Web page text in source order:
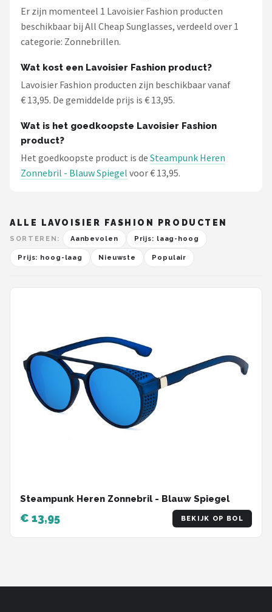
Er zijn momenteel 1 Lavoisier Fashion producten
beschikbaar bij All Cheap Sunglasses, verdeeld over 1
categorie: Zonnebrillen.
Wat kost een Lavoisier Fashion product?
Lavoisier Fashion producten zijn beschikbaar vanaf
€ 13,95. De gemiddelde prijs is € 13,95.
Wat is het goedkoopste Lavoisier Fashion
product?
Het goedkoopste product is de Steampunk Heren
Zonnebril - Blauw Spiegel voor € 13,95.
ALLE LAVOISIER FASHION PRODUCTEN
SORTEREN: Aanbevolen Prijs: laag-hoog
Prijs: hoog-laag Nieuwste Populair
Steampunk Heren Zonnebril - Blauw Spiegel
€ 13,95 BEKIJK OP BOL